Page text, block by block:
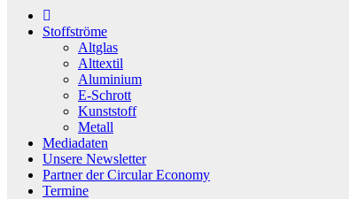
Stoffströme
Altglas
Alttextil
Aluminium
E-Schrott
Kunststoff
Metall
Mediadaten
Unsere Newsletter
Partner der Circular Economy
Termine